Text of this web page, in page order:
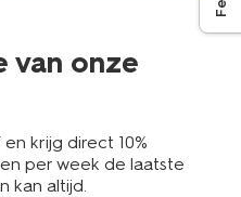
van onze
krijg direct 10%
per week de laatste
kan altijd.